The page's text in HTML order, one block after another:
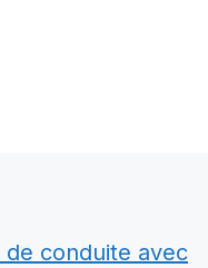
conduite avec